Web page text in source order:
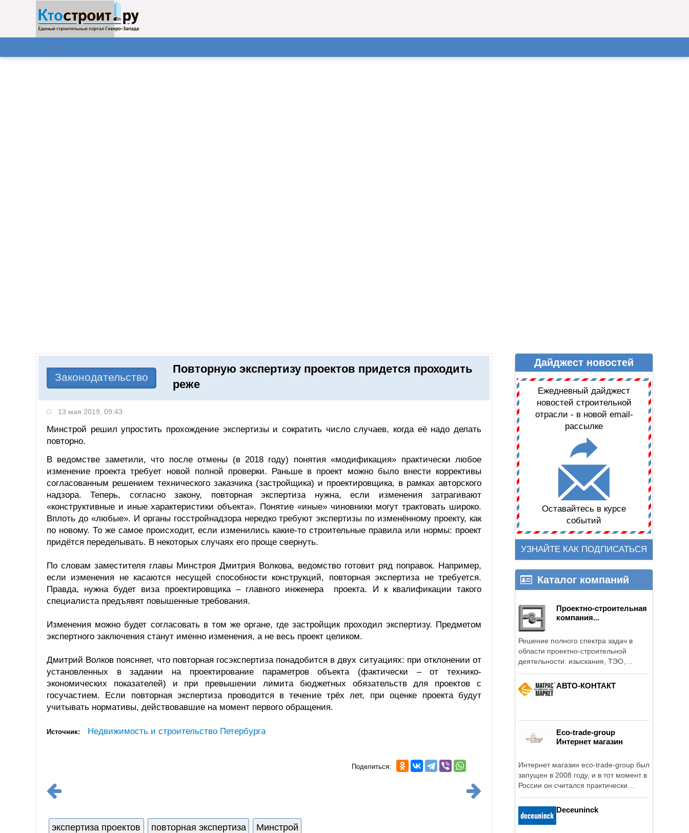
ДАЙДЖЕСТ НОВОСТЕЙ
Законодательство
Повторную экспертизу проектов придется проходить
реже
13 мая 2019, 09:43
Минстрой решил упростить прохождение экспертизы и сократить число случаев, когда её надо делать
повторно.
В ведомстве заметили, что после отмены (в 2018 году) понятия «модификация» практически любое
изменение проекта требует новой полной проверки. Раньше в проект можно было внести коррективы
согласованным решением технического заказчика (застройщика) и проектировщика, в рамках авторского
надзора. Теперь, согласно закону, повторная экспертиза нужна, если изменения затрагивают
«конструктивные и иные характеристики объекта». Понятие «иные» чиновники могут трактовать широко.
Вплоть до «любые». И органы госстройнадзора нередко требуют экспертизы по изменённому проекту, как
по новому. То же самое происходит, если изменились какие-то строительные правила или нормы: проект
придётся переделывать. В некоторых случаях его проще свернуть.
По словам заместителя главы Минстроя Дмитрия Волкова, ведомство готовит ряд поправок. Например,
если изменения не касаются несущей способности конструкций, повторная экспертиза не требуется.
Правда, нужна будет виза проектировщика – главного инженера проекта. И к квалификации такого
специалиста предъявят повышенные требования.
Изменения можно будет согласовать в том же органе, где застройщик проходил экспертизу. Предметом
экспертного заключения станут именно изменения, а не весь проект целиком.
Дмитрий Волков поясняет, что повторная госэкспертиза понадобится в двух ситуациях: при отклонении от
установленных в задании на проектирование параметров объекта (фактически – от технико-
экономических показателей) и при превышении лимита бюджетных обязательств для проектов с
госучастием. Если повторная экспертиза проводится в течение трёх лет, при оценке проекта будут
учитывать нормативы, действовавшие на момент первого обращения.
Источник: Недвижимость и строительство Петербурга
Поделиться:
экспертиза проектов повторная экспертиза Минстрой
Дайджест новостей
Ежедневный дайджест
новостей строительной
отрасли - в новой email-
рассылке
Оставайтесь в курсе
событий
УЗНАЙТЕ КАК ПОДПИСАТЬСЯ
Каталог компаний
Проектно-строительная
компания...
Решение полного спектра задач в
области проектно-строительной
деятельности: изыскания, ТЭО,
АВТО-КОНТАКТ
Eco-trade-group
Интернет магазин
Интернет магазин eco-trade-group был
запущен в 2008 году, и в тот момент в
России он считался практически
Deceuninck